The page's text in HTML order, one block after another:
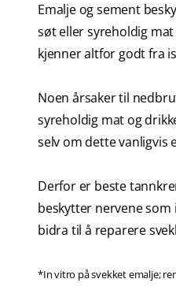
Emalje og sement
søt eller syreholdig
kjenner altfor godt fra
Noen årsaker til
syreholdig mat og
selv om dette vanligvis
Derfor er beste
beskytter nervene som
bidra til å reparere
*In vitro på svekket emalje;